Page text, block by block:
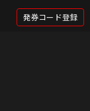
発券コード登録